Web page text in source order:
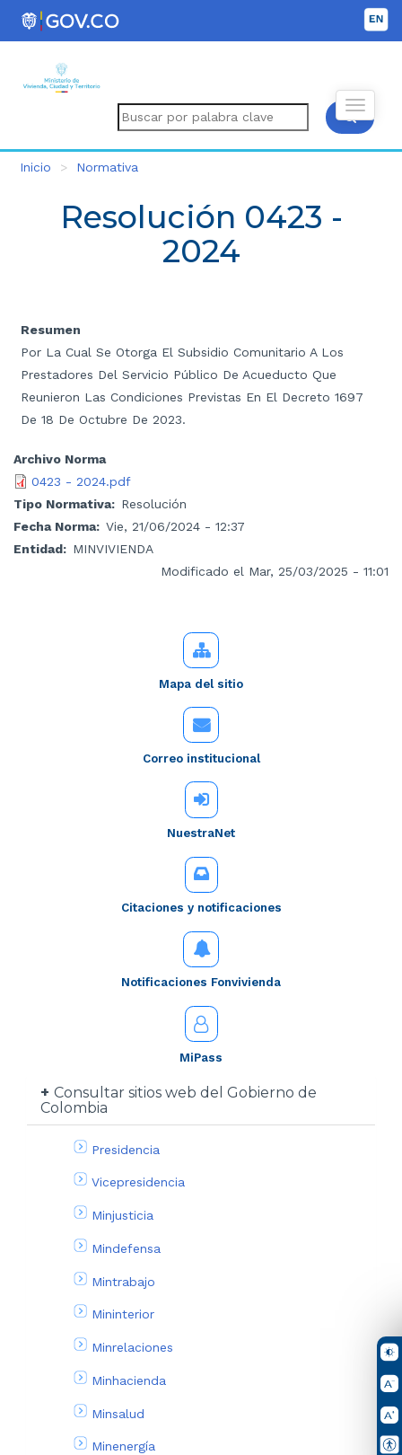
Inicio Normativa
Resolución 0423 -
2024
Resumen
Por La Cual Se Otorga El Subsidio Comunitario A Los
Prestadores Del Servicio Público De Acueducto Que
Reunieron Las Condiciones Previstas En El Decreto 1697
De 18 De Octubre De 2023.
Archivo Norma
0423 - 2024.pdf
Tipo Normativa
Resolución
Fecha Norma
Vie, 21/06/2024 - 12:37
Entidad
MINVIVIENDA
Modificado el Mar, 25/03/2025 - 11:01
Mapa del sitio
Correo institucional
NuestraNet
Citaciones y notificaciones
Notificaciones Fonvivienda
MiPass
Consultar sitios web del Gobierno de
Colombia
Presidencia
Vicepresidencia
Minjusticia
Mindefensa
Mintrabajo
Mininterior
Minrelaciones
Minhacienda
Minsalud
Minenergía